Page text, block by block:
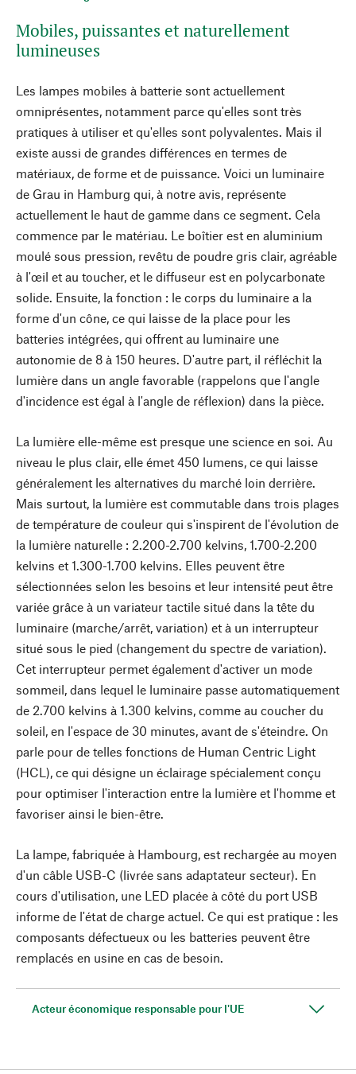
Mobiles, puissantes et naturellement
lumineuses
Les lampes mobiles à batterie sont actuellement
omniprésentes, notamment parce qu'elles sont très
pratiques à utiliser et qu'elles sont polyvalentes. Mais il
existe aussi de grandes différences en termes de
matériaux, de forme et de puissance. Voici un luminaire
de Grau in Hamburg qui, à notre avis, représente
actuellement le haut de gamme dans ce segment. Cela
commence par le matériau. Le boîtier est en aluminium
moulé sous pression, revêtu de poudre gris clair, agréable
à l'œil et au toucher, et le diffuseur est en polycarbonate
solide. Ensuite, la fonction : le corps du luminaire a la
forme d'un cône, ce qui laisse de la place pour les
batteries intégrées, qui offrent au luminaire une
autonomie de 8 à 150 heures. D'autre part, il réfléchit la
lumière dans un angle favorable (rappelons que l'angle
d'incidence est égal à l'angle de réflexion) dans la pièce.
La lumière elle-même est presque une science en soi. Au
niveau le plus clair, elle émet 450 lumens, ce qui laisse
généralement les alternatives du marché loin derrière.
Mais surtout, la lumière est commutable dans trois plages
de température de couleur qui s'inspirent de l'évolution de
la lumière naturelle : 2.200-2.700 kelvins, 1.700-2.200
kelvins et 1.300-1.700 kelvins. Elles peuvent être
sélectionnées selon les besoins et leur intensité peut être
variée grâce à un variateur tactile situé dans la tête du
luminaire (marche/arrêt, variation) et à un interrupteur
situé sous le pied (changement du spectre de variation).
Cet interrupteur permet également d'activer un mode
sommeil, dans lequel le luminaire passe automatiquement
de 2.700 kelvins à 1.300 kelvins, comme au coucher du
soleil, en l'espace de 30 minutes, avant de s'éteindre. On
parle pour de telles fonctions de Human Centric Light
(HCL), ce qui désigne un éclairage spécialement conçu
pour optimiser l'interaction entre la lumière et l'homme et
favoriser ainsi le bien-être.
La lampe, fabriquée à Hambourg, est rechargée au moyen
d'un câble USB-C (livrée sans adaptateur secteur). En
cours d'utilisation, une LED placée à côté du port USB
informe de l'état de charge actuel. Ce qui est pratique : les
composants défectueux ou les batteries peuvent être
remplacés en usine en cas de besoin.
Acteur économique responsable pour l'UE